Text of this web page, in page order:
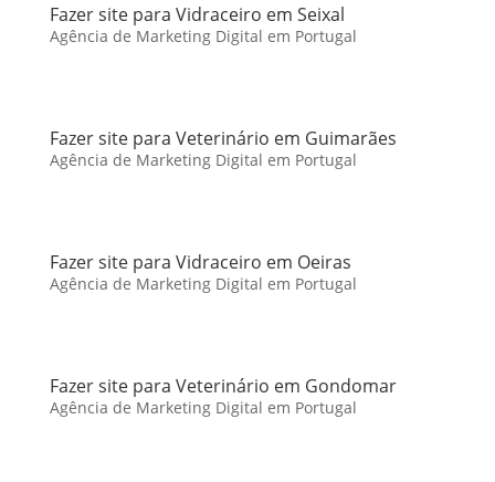
Fazer site para Vidraceiro em Seixal
Agência de Marketing Digital em Portugal
Fazer site para Veterinário em Guimarães
Agência de Marketing Digital em Portugal
Fazer site para Vidraceiro em Oeiras
Agência de Marketing Digital em Portugal
Fazer site para Veterinário em Gondomar
Agência de Marketing Digital em Portugal